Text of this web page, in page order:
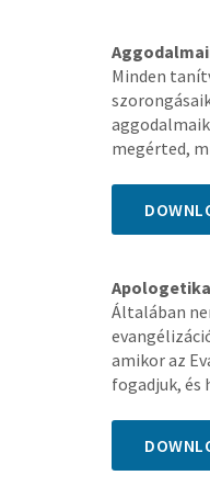
Minden
megérted,
Általában
amikor az
fogadjuk, és